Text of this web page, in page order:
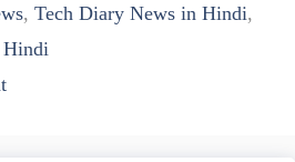
, Tech Diary News in Hindi,
Hindi